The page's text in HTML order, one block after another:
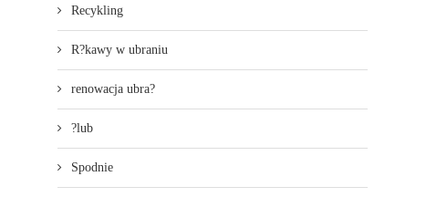
Recykling
R?kawy w ubraniu
renowacja ubra?
?lub
Spodnie